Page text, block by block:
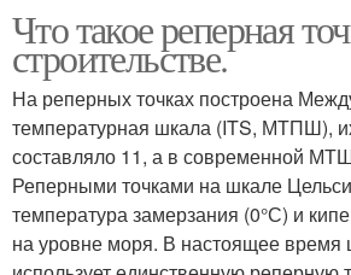
Что такое реперная
строительстве.
На реперных точках построена
температурная шкала (ITS, МТПШ),
составляло 11, а в современной
Реперными точками на шкале
температура замерзания (0°С) и
на уровне моря. В настоящее время